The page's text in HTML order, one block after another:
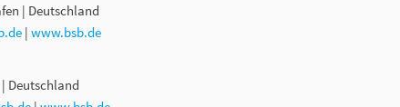
| Deutschland
| www.bsb.de
Deutschland